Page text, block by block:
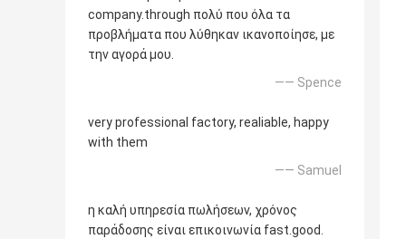
company.through πολύ που όλα τα
προβλήματα που λύθηκαν ικανοποίησε, με
την αγορά μου.
—— Spence
very professional factory, realiable, happy
with them
—— Samuel
η καλή υπηρεσία πωλήσεων, χρόνος
παράδοσης είναι επικοινωνία fast.good.